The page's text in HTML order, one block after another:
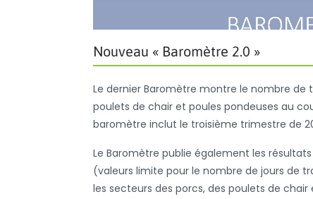
Nouveau « Baromètre 2.0 »
Le dernier Baromètre montre le nombre de
poulets de chair et poules pondeuses au
baromètre inclut le troisième trimestre de
Le Baromètre publie également les
(valeurs limite pour le nombre de jours de
les secteurs des porcs, des poulets de